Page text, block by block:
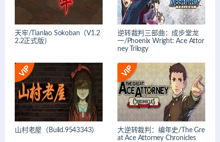
天牢/Tianlao Sokoban（V1.2
2.2正式版）
逆转裁判三部曲：成步堂龙
一/Phoenix Wright: Ace Attor
ney Trilogy
山村老屋（Build.9543343）
大逆转裁判：编年史/The Gre
at Ace Attorney Chronicles